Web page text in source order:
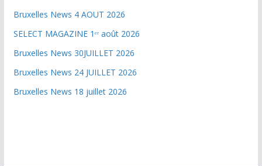
Bruxelles News 4 AOUT 2026
SELECT MAGAZINE 1ᵉʳ août 2026
Bruxelles News 30JUILLET 2026
Bruxelles News 24 JUILLET 2026
Bruxelles News 18 juillet 2026